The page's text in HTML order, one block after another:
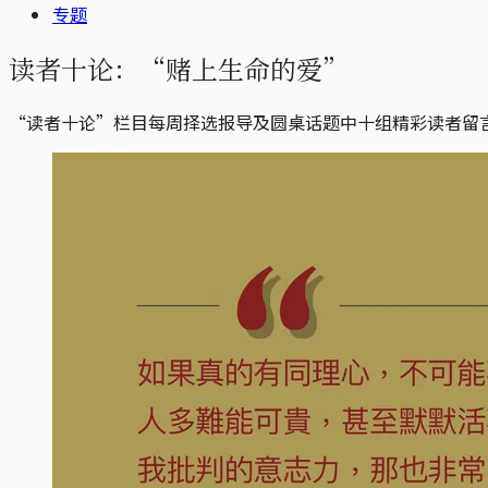
专题
读者十论：“赌上生命的爱”
“读者十论”栏目每周择选报导及圆桌话题中十组精彩读者留